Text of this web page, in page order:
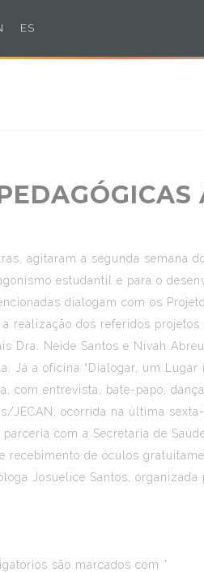
ES
agitaram a segunda semana
estudantil e para o
dialogam com os
realização dos referidos projetos
Dra. Neide Santos e Nivah
Já a oficina “Dialogar, um
com entrevista, bate-papo,
JECAN, ocorrida na última
com a Secretaria de
de óculos
Josuelice Santos, organizada
são marcados com *